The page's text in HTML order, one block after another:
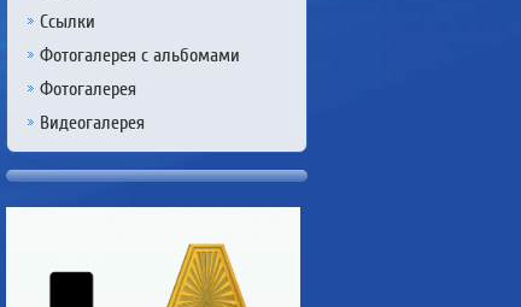
Ссылки
Фотогалерея с альбомами
Фотогалерея
Видеогалерея